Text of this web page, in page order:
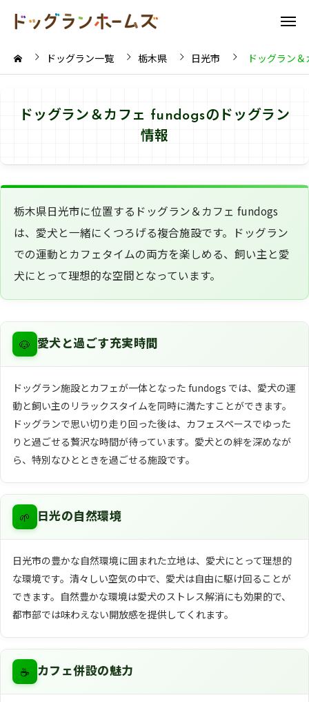
ドッグラン一覧 栃木県 日光市 ドッグラン
ドッグラン＆カフェ fundogsのドッグラン
情報
栃木県日光市に位置するドッグラン＆カフェ fundogs
は、愛犬と一緒にくつろげる複合施設です。ドッグラン
での運動とカフェタイムの両方を楽しめる、飼い主と愛
犬にとって理想的な空間となっています。
🐶 愛犬と過ごす充実時間
ドッグラン施設とカフェが一体となった fundogs では、愛犬の運
動と飼い主のリラックスタイムを同時に満たすことができます。
ドッグランで思い切り走り回った後は、カフェスペースでゆった
りと過ごせる贅沢な時間が待っています。愛犬との絆を深めなが
ら、特別なひとときを過ごせる施設です。
🌱 日光の自然環境
日光市の豊かな自然環境に囲まれた立地は、愛犬にとって理想的
な環境です。清々しい空気の中で、愛犬は自由に駆け回ることが
できます。自然豊かな環境は愛犬のストレス解消にも効果的で、
都市部では味わえない開放感を提供してくれます。
☕ カフェ併設の魅力